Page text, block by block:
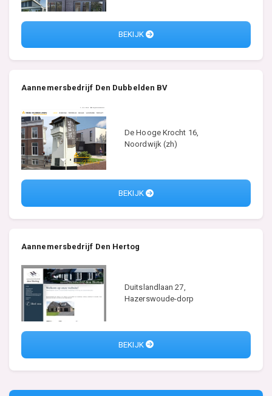
BEKIJK
Aannemersbedrijf Den Dubbelden BV
De Hooge Krocht 16,
Noordwijk (zh)
BEKIJK
Aannemersbedrijf Den Hertog
Duitslandlaan 27,
Hazerswoude-dorp
BEKIJK